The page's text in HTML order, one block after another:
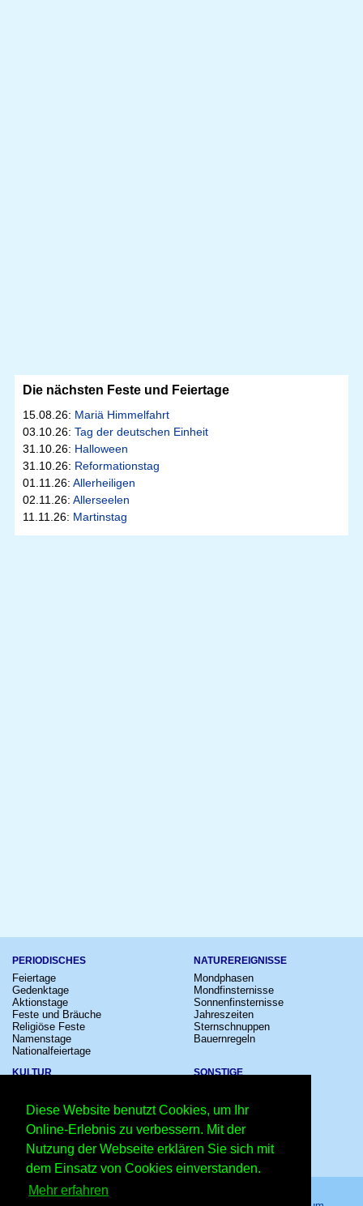
Diese Website benutzt Cookies, um Ihr
Online-Erlebnis zu verbessern. Mit der
Nutzung der Webseite erklären Sie sich mit
dem Einsatz von Cookies einverstanden.
Mehr erfahren
Die nächsten Feste und Feiertage
15.08.26: Mariä Himmelfahrt
03.10.26: Tag der deutschen Einheit
31.10.26: Halloween
31.10.26: Reformationstag
01.11.26: Allerheiligen
02.11.26: Allerseelen
11.11.26: Martinstag
PERIODISCHES
Feiertage
Gedenktage
Aktionstage
Feste und Bräuche
Religiöse Feste
Namenstage
Nationalfeiertage
NATUREREIGNISSE
Mondphasen
Mondfinsternisse
Sonnenfinsternisse
Jahreszeiten
Sternschnuppen
Bauernregeln
KULTUR
Festivals
Großevents
Fußball
Comedy
Shows
SONSTIGE
Schalttage
Wahltage
Messen
Erinnerungen
Volksfeste